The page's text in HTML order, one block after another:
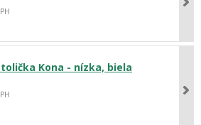
Kona - nízka, biela